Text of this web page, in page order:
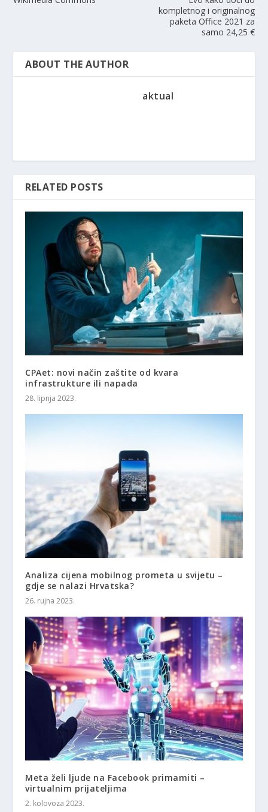
kompletnog i originalnog
paketa Office 2021 za
samo 24,25 €
ABOUT THE AUTHOR
aktual
RELATED POSTS
CPAet: novi način zaštite od kvara
infrastrukture ili napada
28. lipnja 2023.
Analiza cijena mobilnog prometa u svijetu –
gdje se nalazi Hrvatska?
26. rujna 2023.
Meta želi ljude na Facebook primamiti –
virtualnim prijateljima
2. kolovoza 2023.